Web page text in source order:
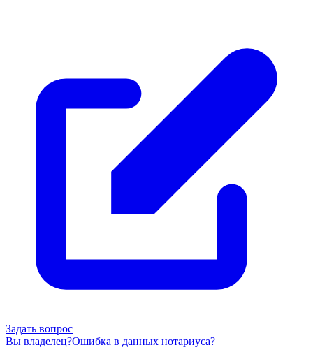
Задать вопрос
Вы владелец?Ошибка в данных нотариуса?